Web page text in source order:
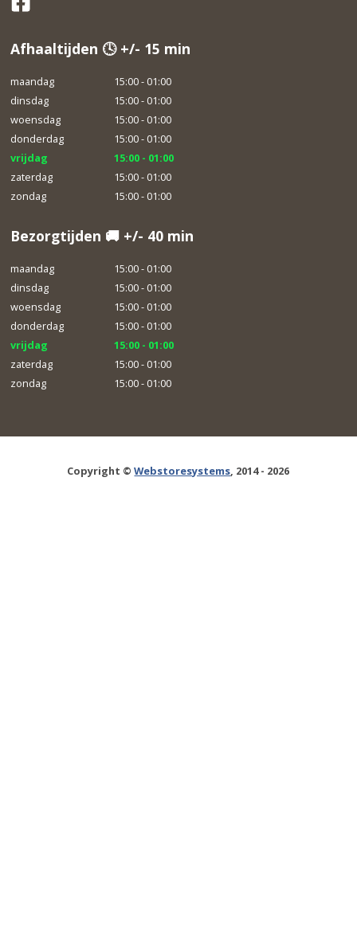
Afhaaltijden 🕓 +/- 15 min
maandag
15:00 - 01:00
dinsdag
15:00 - 01:00
woensdag
15:00 - 01:00
donderdag
15:00 - 01:00
vrijdag
15:00 - 01:00
zaterdag
15:00 - 01:00
zondag
15:00 - 01:00
Bezorgtijden 🚚 +/- 40 min
maandag
15:00 - 01:00
dinsdag
15:00 - 01:00
woensdag
15:00 - 01:00
donderdag
15:00 - 01:00
vrijdag
15:00 - 01:00
zaterdag
15:00 - 01:00
zondag
15:00 - 01:00
Copyright ©Webstoresystems, 2014 - 2026